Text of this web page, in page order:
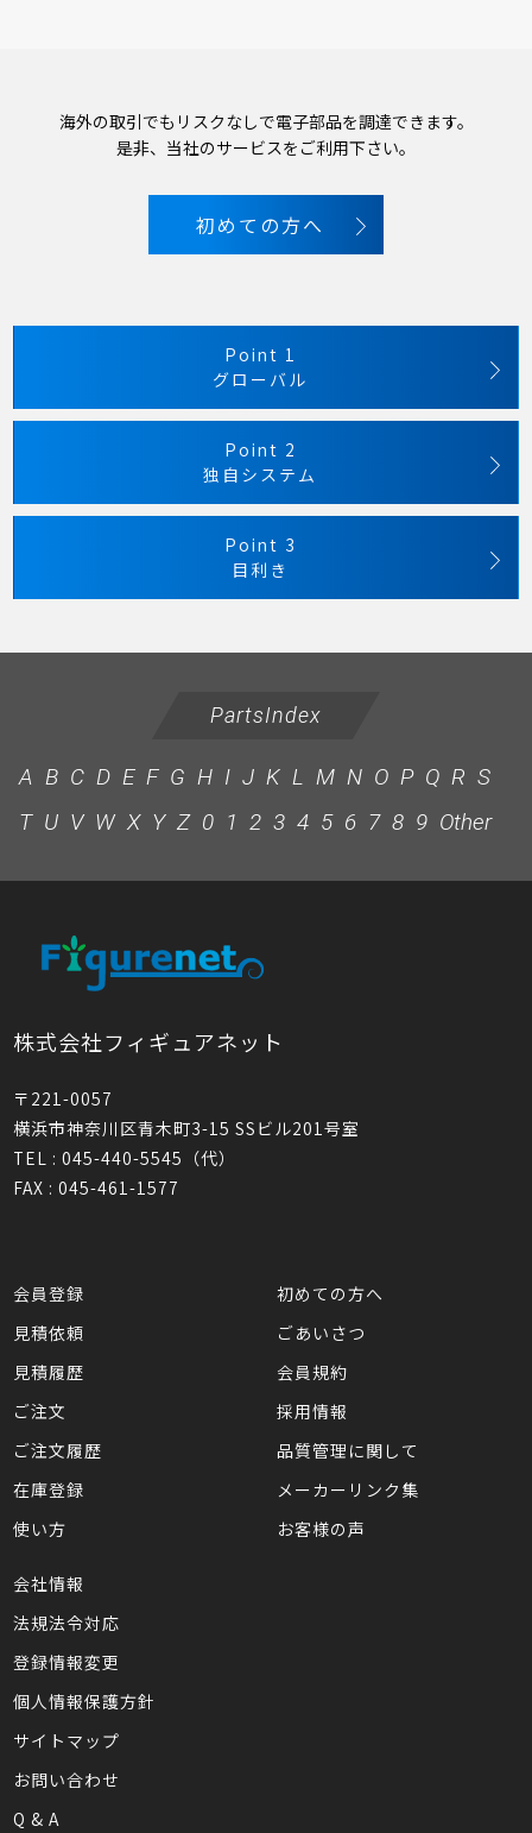
海外の取引でもリスクなしで電子部品を調達できます。
是非、当社のサービスをご利用下さい。
初めての方へ
Point 1
グローバル
Point 2
独自システム
Point 3
目利き
PartsIndex
A B C D E F G H I J K L M N O P Q R S
T U V W X Y Z 0 1 2 3 4 5 6 7 8 9 Other
株式会社フィギュアネット
〒221-0057
横浜市神奈川区青木町3-15 SSビル201号室
TEL : 045-440-5545（代）
FAX : 045-461-1577
会員登録
見積依頼
見積履歴
ご注文
ご注文履歴
在庫登録
使い方
初めての方へ
ごあいさつ
会員規約
採用情報
品質管理に関して
メーカーリンク集
お客様の声
会社情報
法規法令対応
登録情報変更
個人情報保護方針
サイトマップ
お問い合わせ
Q & A